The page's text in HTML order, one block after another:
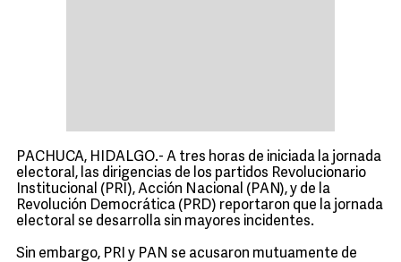
PACHUCA, HIDALGO.- A tres horas de iniciada la jornada
electoral, las dirigencias de los partidos Revolucionario
Institucional (PRI), Acción Nacional (PAN), y de la
Revolución Democrática (PRD) reportaron que la jornada
electoral se desarrolla sin mayores incidentes.
Sin embargo, PRI y PAN se acusaron mutuamente de